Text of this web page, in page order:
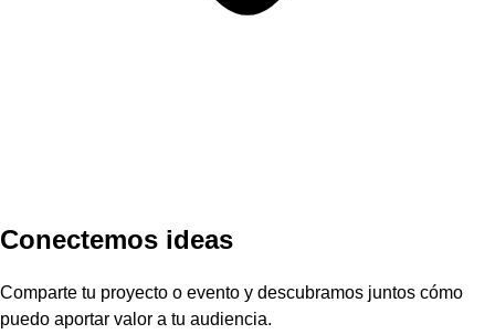
Conectemos ideas
Comparte tu proyecto o evento y descubramos juntos cómo
puedo aportar valor a tu audiencia.